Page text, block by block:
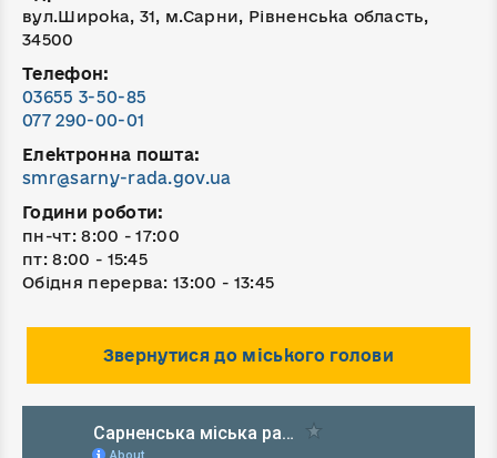
вул.Широка, 31, м.Сарни, Рівненська область,
34500
Телефон:
03655 3-50-85
077 290-00-01
Електронна пошта:
smr@sarny-rada.gov.ua
Години роботи:
пн-чт: 8:00 - 17:00
пт: 8:00 - 15:45
Обідня перерва: 13:00 - 13:45
Звернутися до міського голови